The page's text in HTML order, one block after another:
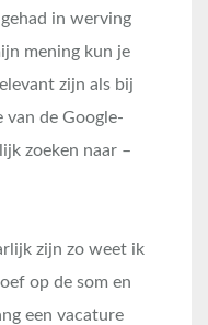
in werving
mening kun je
zijn als bij
van de Google-
zoeken naar –
zijn zo weet ik
op de som en
een vacature